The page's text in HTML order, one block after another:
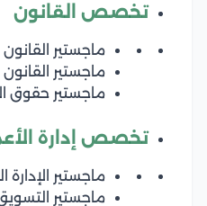
تخصص القانون
ماجستير القانون
ماجستير القانون
ماجستير حقوق
تخصص إدارة
ماجستير الإدارة
ماجستير